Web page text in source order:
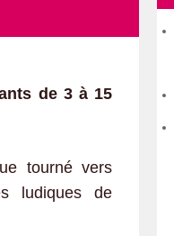
de 3 à 15
tourné vers
ludiques de